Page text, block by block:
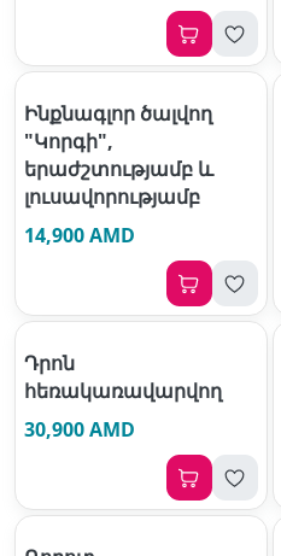
Ինքնագլոր ծալվող
"Կորգի",
երաժշտությամբ և
լուսավորությամբ
14,900 AMD
Դրոն
հեռակառավարվող
30,900 AMD